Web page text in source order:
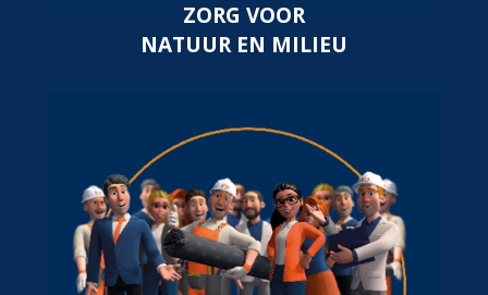
ZORG VOOR
NATUUR EN MILIEU